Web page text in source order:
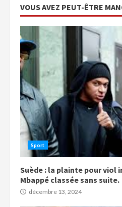
VOUS AVEZ PEUT-ÊTRE
Sport
Suède : la plainte pour viol
Mbappé classée sans suite.
décembre 13, 2024